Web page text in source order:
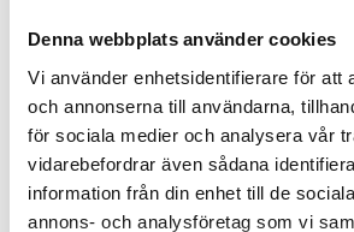
Denna webbplats använder cookies
Vi använder enhetsidentifierare för att
och annonserna till användarna,
för sociala medier och analysera vår
vidarebefordrar även sådana
information från din enhet till de
annons- och analysföretag som vi